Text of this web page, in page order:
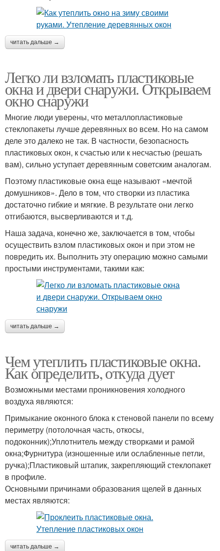
читать дальше →
Легко ли взломать пластиковые
окна и двери снаружи. Открываем
окно снаружи
Многие люди уверены, что металлопластиковые
стеклопакеты лучше деревянных во всем. Но на самом
деле это далеко не так. В частности, безопасность
пластиковых окон, к счастью или к несчастью (решать
вам), сильно уступает деревянным советским аналогам.
Поэтому пластиковые окна еще называют «мечтой
домушников». Дело в том, что створки из пластика
достаточно гибкие и мягкие. В результате они легко
отгибаются, высверливаются и т.д.
Наша задача, конечно же, заключается в том, чтобы
осуществить взлом пластиковых окон и при этом не
повредить их. Выполнить эту операцию можно самыми
простыми инструментами, такими как:
читать дальше →
Чем утеплить пластиковые окна.
Как определить, откуда дует
Возможными местами проникновения холодного
воздуха являются:
Примыкание оконного блока к стеновой панели по всему
периметру (потолочная часть, откосы,
подоконник);Уплотнитель между створками и рамой
окна;Фурнитура (изношенные или ослабленные петли,
ручка);Пластиковый штапик, закрепляющий стеклопакет
в профиле.
Основными причинами образования щелей в данных
местах являются:
читать дальше →